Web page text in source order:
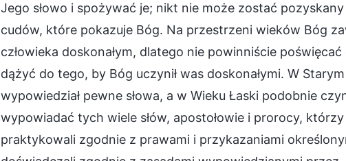
Jego słowo i spożywać je; nikt nie może zostać
cudów, które pokazuje Bóg. Na przestrzeni wieków Bóg
człowieka doskonałym, dlatego nie powinniście
dążyć do tego, by Bóg uczynił was doskonałymi. W
wypowiedział pewne słowa, a w Wieku Łaski podobnie
wypowiadać tych wiele słów, apostołowie i prorocy,
praktykowali zgodnie z prawami i przykazaniami